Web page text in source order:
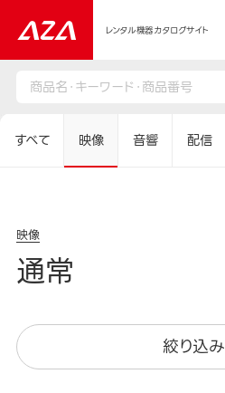
レンタル機器カタログサイト
すべて 映像 音響 配信
映像
通常
絞り込み